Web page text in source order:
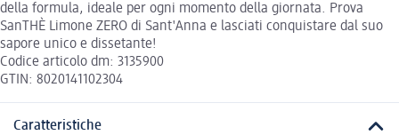
della formula, ideale per ogni momento della giornata. Prova
SanTHÈ Limone ZERO di Sant'Anna e lasciati conquistare dal suo
sapore unico e dissetante!
Codice articolo dm: 3135900
GTIN: 8020141102304
Caratteristiche